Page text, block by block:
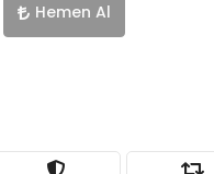
Hemen Al